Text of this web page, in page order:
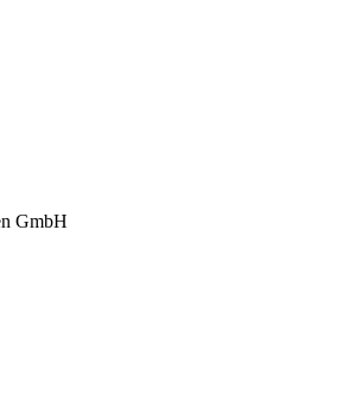
GmbH